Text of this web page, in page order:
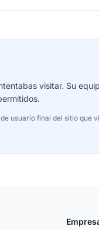
visitar. Su
usuario final del sitio que